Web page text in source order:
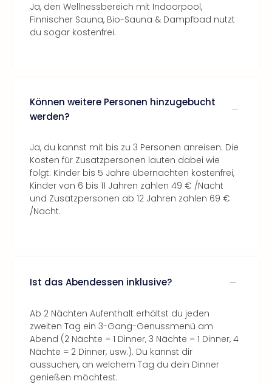
Ja, den Wellnessbereich mit Indoorpool,
Finnischer Sauna, Bio-Sauna & Dampfbad nutzt
du sogar kostenfrei.
Können weitere Personen hinzugebucht
werden?
Ja, du kannst mit bis zu 3 Personen anreisen. Die
Kosten für Zusatzpersonen lauten dabei wie
folgt: Kinder bis 5 Jahre übernachten kostenfrei,
Kinder von 6 bis 11 Jahren zahlen 49 € /Nacht
und Zusatzpersonen ab 12 Jahren zahlen 69 €
/Nacht.
Ist das Abendessen inklusive?
Ab 2 Nächten Aufenthalt erhältst du jeden
zweiten Tag ein 3-Gang-Genussmenü am
Abend (2 Nächte = 1 Dinner, 3 Nächte = 1 Dinner, 4
Nächte = 2 Dinner, usw.). Du kannst dir
aussuchen, an welchem Tag du dein Dinner
genießen möchtest.